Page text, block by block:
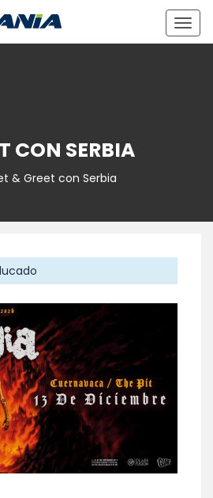
CON SERBIA
& Greet con Serbia